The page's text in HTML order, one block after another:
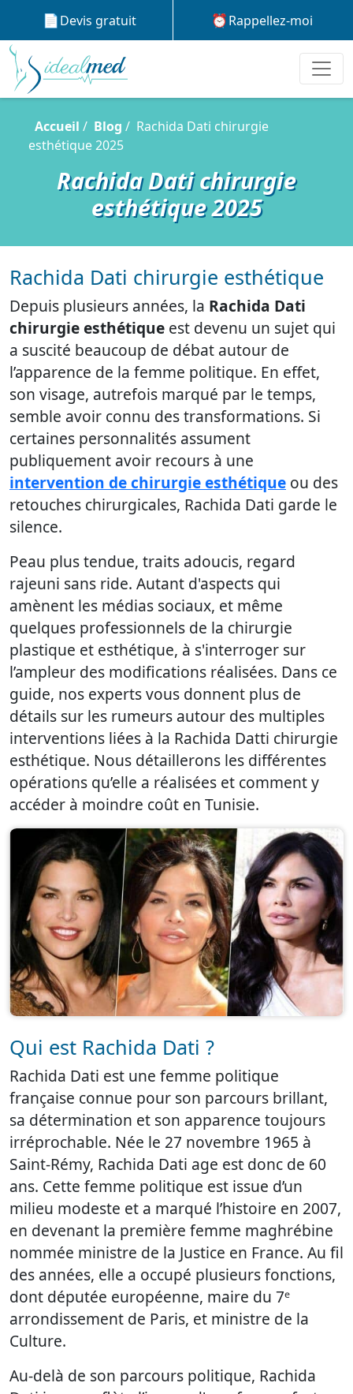
Devis gratuit Rappellez-moi
Accueil Blog
Rachida Dati chirurgie
esthétique 2025
Rachida Dati chirurgie
esthétique 2025
Rachida Dati chirurgie esthétique
Depuis plusieurs années, la Rachida Dati
chirurgie esthétique est devenu un sujet qui
a suscité beaucoup de débat autour de
l’apparence de la femme politique. En effet,
son visage, autrefois marqué par le temps,
semble avoir connu des transformations. Si
certaines personnalités assument
publiquement avoir recours à une
intervention de chirurgie esthétique ou des
retouches chirurgicales, Rachida Dati garde le
silence.
Peau plus tendue, traits adoucis, regard
rajeuni sans ride. Autant d'aspects qui
amènent les médias sociaux, et même
quelques professionnels de la chirurgie
plastique et esthétique, à s'interroger sur
l’ampleur des modifications réalisées. Dans ce
guide, nos experts vous donnent plus de
détails sur les rumeurs autour des multiples
interventions liées à la Rachida Datti chirurgie
esthétique. Nous détaillerons les différentes
opérations qu’elle a réalisées et comment y
accéder à moindre coût en Tunisie.
Qui est Rachida Dati ?
Rachida Dati est une femme politique
française connue pour son parcours brillant,
sa détermination et son apparence toujours
irréprochable. Née le 27 novembre 1965 à
Saint-Rémy, Rachida Dati age est donc de 60
ans. Cette femme politique est issue d’un
milieu modeste et a marqué l’histoire en 2007,
en devenant la première femme maghrébine
nommée ministre de la Justice en France. Au fil
des années, elle a occupé plusieurs fonctions,
dont députée européenne, maire du 7ᵉ
arrondissement de Paris, et ministre de la
Culture.
Au-delà de son parcours politique, Rachida